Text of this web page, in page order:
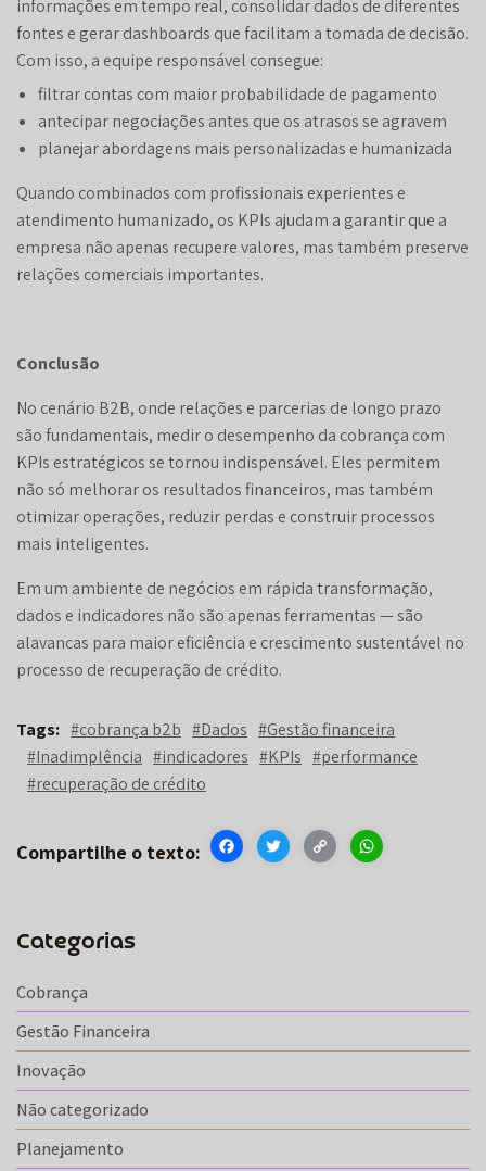
informações em tempo real, consolidar dados de diferentes
fontes e gerar dashboards que facilitam a tomada de decisão.
Com isso, a equipe responsável consegue:
filtrar contas com maior probabilidade de pagamento
antecipar negociações antes que os atrasos se agravem
planejar abordagens mais personalizadas e humanizada
Quando combinados com profissionais experientes e
atendimento humanizado, os KPIs ajudam a garantir que a
empresa não apenas recupere valores, mas também preserve
relações comerciais importantes.
Conclusão
No cenário B2B, onde relações e parcerias de longo prazo
são fundamentais, medir o desempenho da cobrança com
KPIs estratégicos se tornou indispensável. Eles permitem
não só melhorar os resultados financeiros, mas também
otimizar operações, reduzir perdas e construir processos
mais inteligentes.
Em um ambiente de negócios em rápida transformação,
dados e indicadores não são apenas ferramentas — são
alavancas para maior eficiência e crescimento sustentável no
processo de recuperação de crédito.
#cobrança b2b #Dados #Gestão financeira
#Inadimplência #indicadores #KPIs #performance
#recuperação de crédito
FacebookTwitter Copy
Categorias
Cobrança
Gestão Financeira
Inovação
Não categorizado
Planejamento